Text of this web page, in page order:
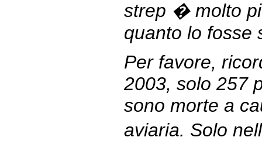
strep � molto
quanto lo fosse
Per favore,
2003, solo 257
sono morte a
aviaria. Solo